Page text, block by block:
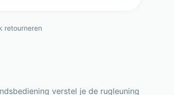
retourneren
verstel je de rugleuning